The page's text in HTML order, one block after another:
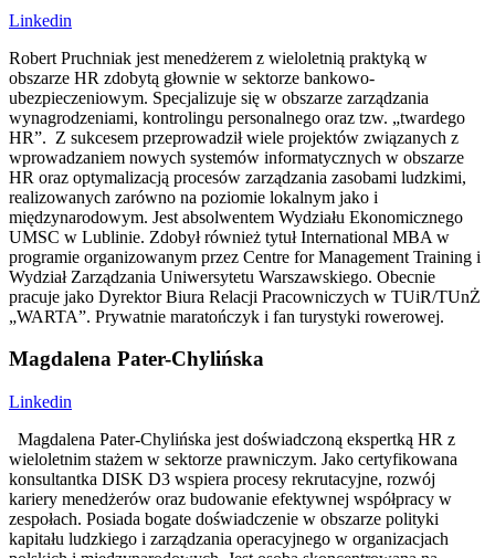
Linkedin
Robert Pruchniak jest menedżerem z wieloletnią praktyką w
obszarze HR zdobytą głownie w sektorze bankowo-
ubezpieczeniowym. Specjalizuje się w obszarze zarządzania
wynagrodzeniami, kontrolingu personalnego oraz tzw. „twardego
HR”. Z sukcesem przeprowadził wiele projektów związanych z
wprowadzaniem nowych systemów informatycznych w obszarze
HR oraz optymalizacją procesów zarządzania zasobami ludzkimi,
realizowanych zarówno na poziomie lokalnym jako i
międzynarodowym. Jest absolwentem Wydziału Ekonomicznego
UMSC w Lublinie. Zdobył również tytuł International MBA w
programie organizowanym przez Centre for Management Training i
Wydział Zarządzania Uniwersytetu Warszawskiego. Obecnie
pracuje jako Dyrektor Biura Relacji Pracowniczych w TUiR/TUnŻ
„WARTA”. Prywatnie maratończyk i fan turystyki rowerowej.
Magdalena Pater-Chylińska
Linkedin
Magdalena Pater-Chylińska jest doświadczoną ekspertką HR z
wieloletnim stażem w sektorze prawniczym. Jako certyfikowana
konsultantka DISK D3 wspiera procesy rekrutacyjne, rozwój
kariery menedżerów oraz budowanie efektywnej współpracy w
zespołach. Posiada bogate doświadczenie w obszarze polityki
kapitału ludzkiego i zarządzania operacyjnego w organizacjach